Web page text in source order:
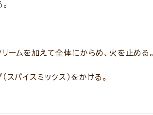
ムを加えて全体にからめ、火を止める。
パイスミックス）をかける。